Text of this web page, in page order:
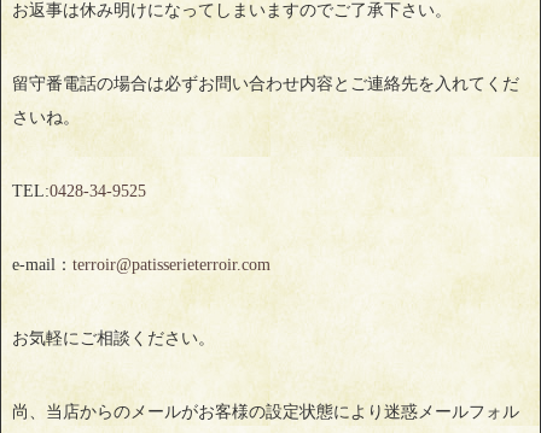
お返事は休み明けになってしまいますのでご了承下さい。
留守番電話の場合は必ずお問い合わせ内容とご連絡先を入れてくだ
さいね。
TEL:0428‐34‐9525
e-mail： terroir@patisserieterroir.com
お気軽にご相談ください。
尚、当店からのメールがお客様の設定状態により迷惑メールフォル